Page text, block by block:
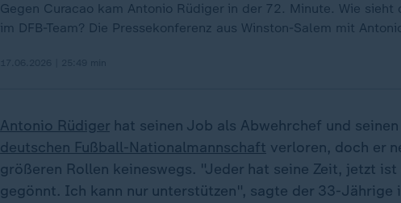
Gegen Curacao kam Antonio Rüdiger in der 72. Minute. Wie sieht
im DFB-Team? Die Pressekonferenz aus Winston-Salem mit
Antonio Rüdiger hat seinen Job als Abwehrchef und
deutschen Fußball-Nationalmannschaft verloren, doch er
größeren Rollen keineswegs. "Jeder hat seine Zeit, jetzt ist
gegönnt. Ich kann nur unterstützen", sagte der 33-Jährige